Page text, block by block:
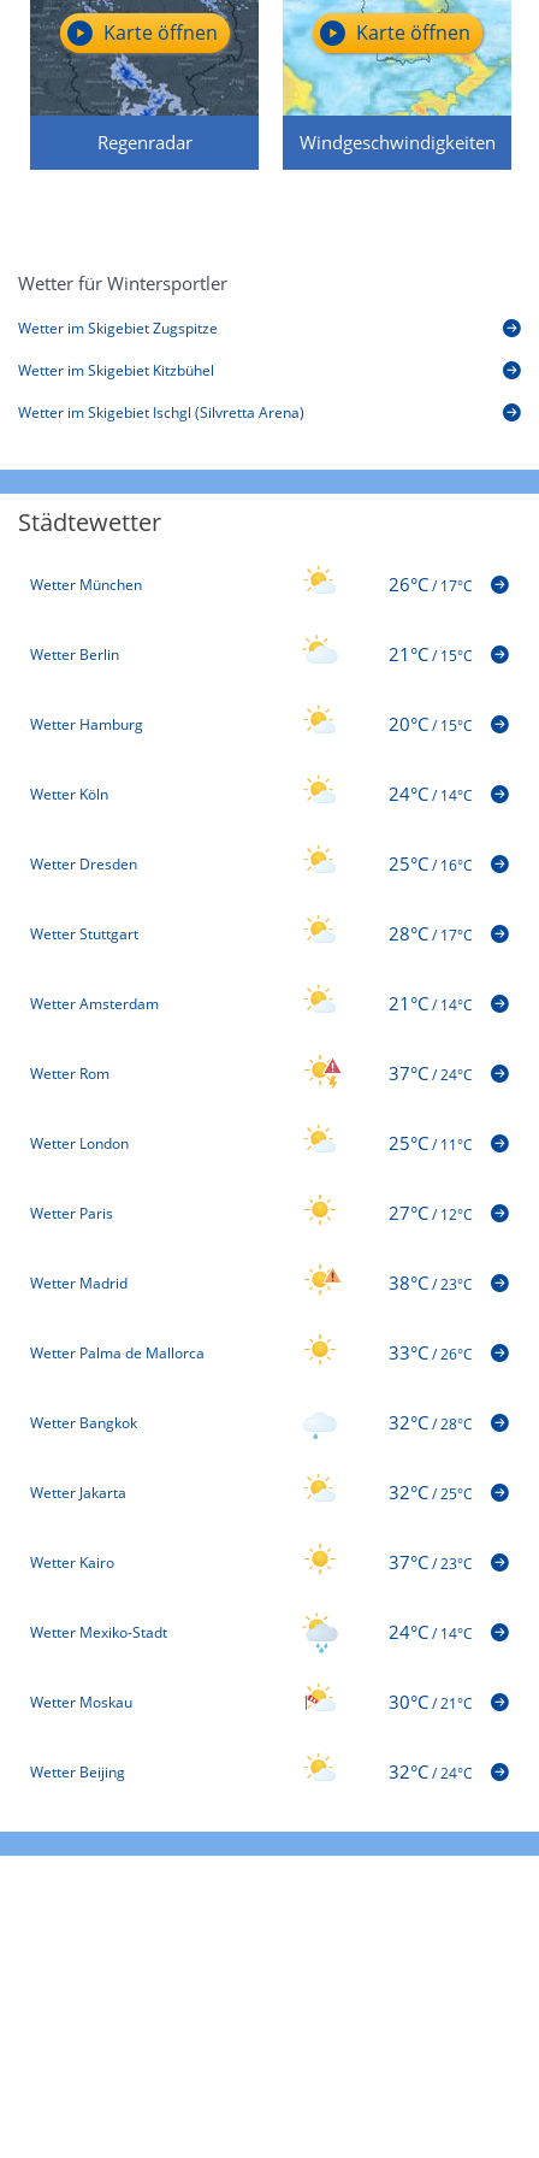
Regenradar
Karte öffnen
Windgeschwindigkeiten
Karte öffnen
Wetter für Wintersportler
Wetter im Skigebiet Zugspitze
Wetter im Skigebiet Kitzbühel
Wetter im Skigebiet Ischgl (Silvretta Arena)
Städtewetter
Wetter München 26°C/17°C
Wetter Berlin 21°C/15°C
Wetter Hamburg 20°C/15°C
Wetter Köln 24°C/14°C
Wetter Dresden 25°C/16°C
Wetter Stuttgart 28°C/17°C
Wetter Amsterdam 21°C/14°C
Wetter Rom 37°C/24°C
Wetter London 25°C/11°C
Wetter Paris 27°C/12°C
Wetter Madrid 38°C/23°C
Wetter Palma de Mallorca 33°C/26°C
Wetter Bangkok 32°C/28°C
Wetter Jakarta 32°C/25°C
Wetter Kairo 37°C/23°C
Wetter Mexiko-Stadt 24°C/14°C
Wetter Moskau 30°C/21°C
Wetter Beijing 32°C/24°C